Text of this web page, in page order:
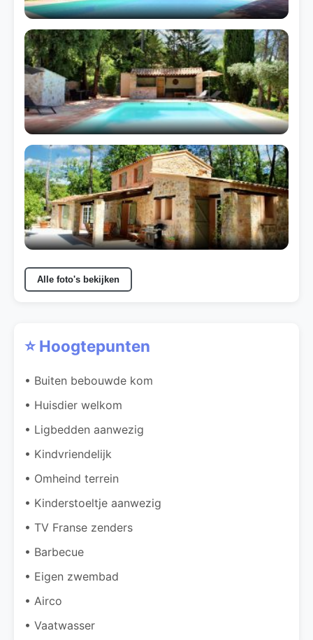
Alle foto's bekijken
⭐ Hoogtepunten
• Buiten bebouwde kom
• Huisdier welkom
• Ligbedden aanwezig
• Kindvriendelijk
• Omheind terrein
• Kinderstoeltje aanwezig
• TV Franse zenders
• Barbecue
• Eigen zwembad
• Airco
• Vaatwasser